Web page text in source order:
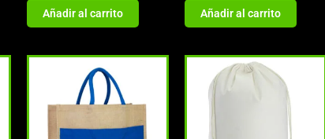
Añadir al carrito Añadir al carrito